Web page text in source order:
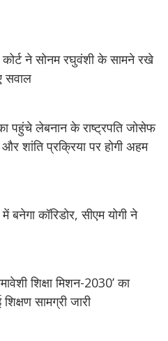
कोर्ट ने सोनम रघुवंशी के सामने रखे
सवाल
पहुंचे लेबनान के राष्ट्रपति जोसेफ
शांति प्रक्रिया पर होगी अहम
बनेगा कॉरिडोर, सीएम योगी ने
शिक्षा मिशन-2030’ का
सामग्री जारी